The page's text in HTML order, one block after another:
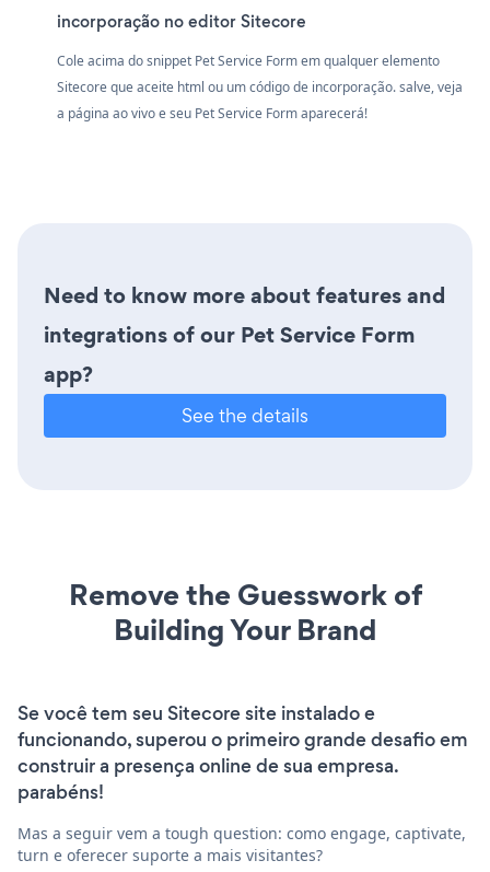
incorporação no editor Sitecore
Cole acima do snippet Pet Service Form em qualquer elemento
Sitecore que aceite html ou um código de incorporação. salve, veja
a página ao vivo e seu Pet Service Form aparecerá!
Need to know more about features and
integrations of our Pet Service Form
app?
See the details
Remove the Guesswork of
Building Your Brand
Se você tem seu Sitecore site instalado e
funcionando, superou o primeiro grande desafio em
construir a presença online de sua empresa.
parabéns!
Mas a seguir vem a tough question: como engage, captivate,
turn e oferecer suporte a mais visitantes?